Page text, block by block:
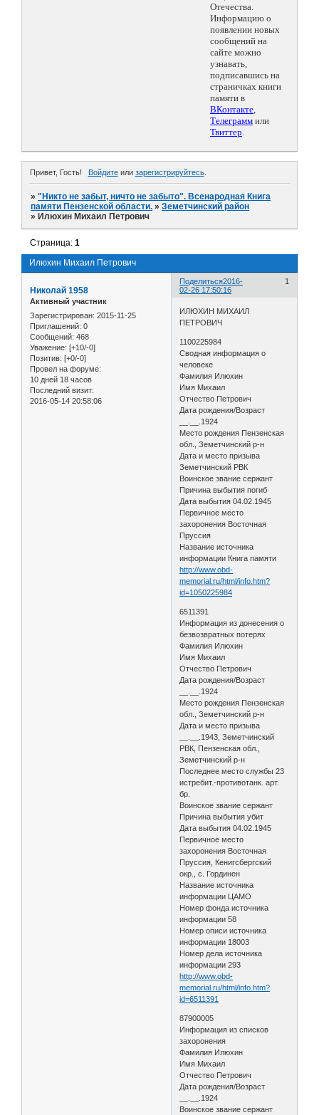
Отечества.
Информацию о
появлении новых
сообщений на
сайте можно
узнавать,
подписавшись на
страничках книги
памяти в
ВКонтакте,
Телеграмм или
Твиттер.
Привет, Гость! Войдитеили зарегистрируйтесь.
»"Никто не забыт, ничто не забыто". Всенародная Книга
памяти Пензенской области. »Земетчинский район
» Илюхин Михаил Петрович
Илюхин Михаил Петрович
Страница:1
Поделиться 1
2016-
02-26 17:50:16
Николай 1958
Активный участник
Зарегистрирован: 2015-11-25
Приглашений: 0
Сообщений: 468
Уважение: [+10/-0]
Позитив: [+0/-0]
Провел на форуме:
10 дней 18 часов
Последний визит:
2016-05-14 20:58:06
ИЛЮХИН МИХАИЛ
ПЕТРОВИЧ
1100225984
Сводная информация о
человеке
Фамилия Илюхин
Имя Михаил
Отчество Петрович
Дата рождения/Возраст
__.__.1924
Место рождения Пензенская
обл., Земетчинский р-н
Дата и место призыва
Земетчинский РВК
Воинское звание сержант
Причина выбытия погиб
Дата выбытия 04.02.1945
Первичное место
захоронения Восточная
Пруссия
Название источника
информации Книга памяти
http://www.obd-
memorial.ru/html/info.htm?
id=1050225984
6511391
Информация из донесения о
безвозвратных потерях
Фамилия Илюхин
Имя Михаил
Отчество Петрович
Дата рождения/Возраст
__.__.1924
Место рождения Пензенская
обл., Земетчинский р-н
Дата и место призыва
__.__.1943, Земетчинский
РВК, Пензенская обл.,
Земетчинский р-н
Последнее место службы 23
истребит.-противотанк. арт.
бр.
Воинское звание сержант
Причина выбытия убит
Дата выбытия 04.02.1945
Первичное место
захоронения Восточная
Пруссия, Кенигсбергский
окр., с. Гординен
Название источника
информации ЦАМО
Номер фонда источника
информации 58
Номер описи источника
информации 18003
Номер дела источника
информации 293
http://www.obd-
memorial.ru/html/info.htm?
id=6511391
87900005
Информация из списков
захоронения
Фамилия Илюхин
Имя Михаил
Отчество Петрович
Дата рождения/Возраст
__.__.1924
Воинское звание сержант